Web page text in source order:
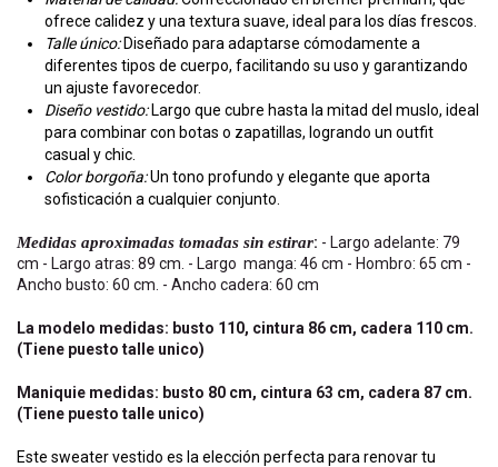
ofrece calidez y una textura suave, ideal para los días frescos.
Talle único:Diseñado para adaptarse cómodamente a
diferentes tipos de cuerpo, facilitando su uso y garantizando
un ajuste favorecedor.
Diseño vestido:Largo que cubre hasta la mitad del muslo, ideal
para combinar con botas o zapatillas, logrando un outfit
casual y chic.
Color borgoña:Un tono profundo y elegante que aporta
sofisticación a cualquier conjunto.
Medidas aproximadas tomadas sin estirar: - Largo adelante: 79
cm - Largo atras: 89 cm. - Largo manga: 46 cm - Hombro: 65 cm -
Ancho busto: 60 cm. - Ancho cadera: 60 cm
La modelo medidas: busto 110, cintura 86 cm, cadera 110 cm.
(Tiene puesto talle unico)
Maniquie medidas: busto 80 cm, cintura 63 cm, cadera 87 cm.
(Tiene puesto talle unico)
Este sweater vestido es la elección perfecta para renovar tu